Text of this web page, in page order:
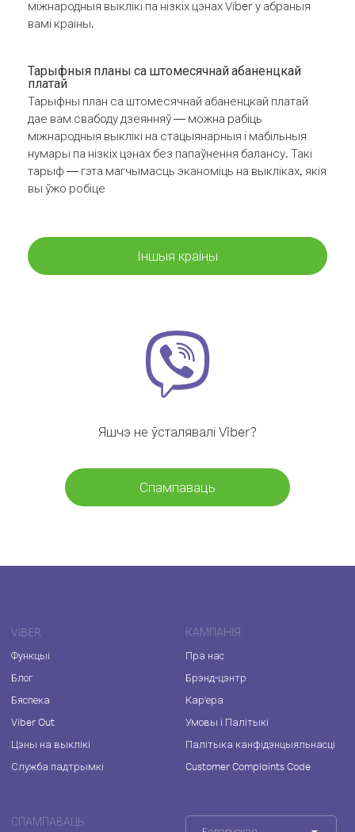
міжнародныя выклікі па нізкіх цэнах Viber у абраныя
вамі краіны.
Тарыфныя планы са штомесячнай абаненцкай
платай
Тарыфны план са штомесячнай абаненцкай платай
дае вам свабоду дзеянняў — можна рабіць
міжнародныя выклікі на стацыянарныя і мабільныя
нумары па нізкіх цэнах без папаўнення балансу. Такі
тарыф — гэта магчымасць эканоміць на выкліках, якія
вы ўжо робіце
Іншыя краіны
Яшчэ не ўсталявалі Viber?
Спампаваць
VIBER
Функцыі
Блог
Бяспека
Viber Out
Цэны на выклікі
Служба падтрымкі
КАМПАНІЯ
Пра нас
Брэнд-цэнтр
Кар'ера
Умовы і Палітыкі
Палітыка канфідэнцыяльнасці
Customer Complaints Code
СПАМПАВАЦЬ